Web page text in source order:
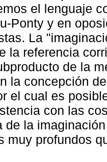
el lenguaje
Ponty y en
La
la referencia
de la
la concepción
el cual es
con las
de la
muy profundos